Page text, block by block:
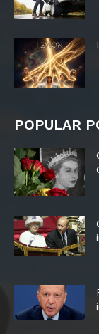
POPULAR